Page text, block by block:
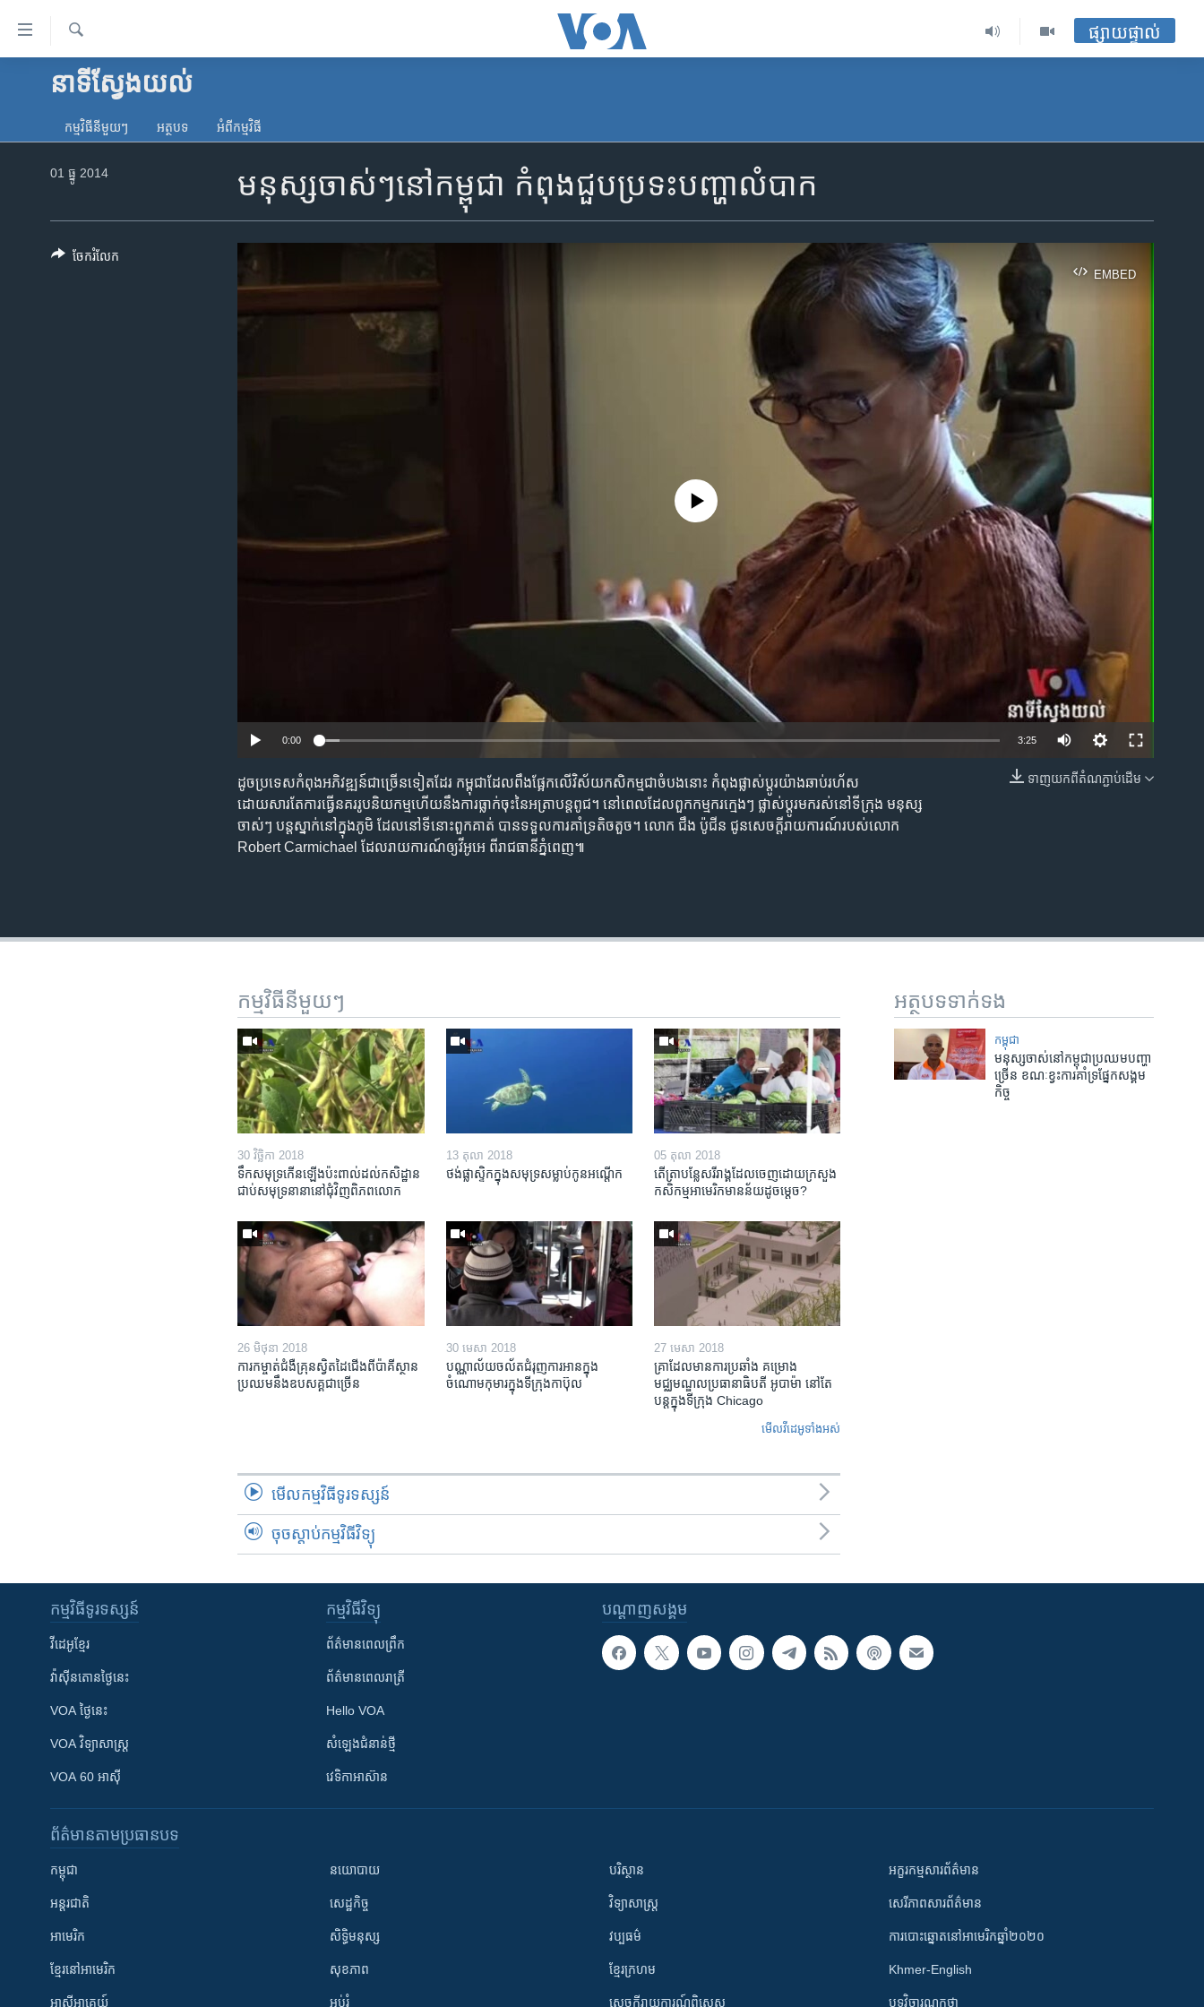
ទៅ​
គេហទំព័រ​
ទាក់ទង
និង​អាមេរិក
រក
ផ្សាយផ្ទាល់
នាទី​ស្វែង​យល់
កម្មវិធី​នីមួយៗ អត្ថបទ​ អំពី​កម្មវិធី​
មនុស្ស​ចាស់ៗ​នៅ​កម្ពុជា កំពុង​ជួបប្រទះ​បញ្ហា​លំបាក
01 ធ្នូ 2014
EMBED
EMBED
No media source currently available
0:00 3:25
ទាញ​យក​ពី​តំណភ្ជាប់​ដើម
ដូច​ប្រទេស​កំពុង​អភិវឌ្ឍន៍​ជា​ច្រើ​ន​ទៀត​ដែរ កម្ពុជា​ដែល​ពឹង​ផ្អែក​លើ​វិស័យ​កសិកម្ម​ជា​ចំបង​នោះ កំពុង​ផ្លាស់ប្តូរ​យ៉ាង​ឆាប់​រហ័ស​
ដោយសារតែ​ការធ្វើ​នគរ​រូបនិយកម្ម​ហើយនឹង​ការធ្លាក់​ចុះ​នៃ​អត្រា​បន្ត​ពូជ។ នៅ​ពេល​ដែល​ពួក​កម្មករ​ក្មេងៗ ផ្លាស់ប្តូរ​មក​រស់នៅ​ទីក្រុង មនុស្ស​
ចាស់ៗ បន្ត​ស្នាក់​នៅ​ក្នុង​ភូមិ ដែល​នៅ​ទីនោះ​ពួកគាត់ បាន​ទទួល​ការគាំទ្រ​តិចតួច។ លោក ជឹង ប៉ូជីន ជូន​សេចក្តី​រាយការណ៍​របស់​លោក
Robert Carmichael ដែល​រាយការណ៍​ឲ្យ​វីអូអេ ពី​រាជធានី​ភ្នំពេញ៕
ចែករំលែក
អត្ថបទ​ទាក់ទង
កម្ពុជា
មនុស្ស​ចាស់​នៅ​កម្ពុជា​ប្រឈម​បញ្ហា​
ច្រើន​ ខណៈ​ខ្វះ​ការ​គាំទ្រ​ផ្នែក​សង្គម​
កិច្ច
កម្មវិធី​នីមួយៗ
30 វិច្ឆិកា 2018
ទឹក​សមុទ្រ​កើន​ឡើង​ប៉ះពាល់​ដល់​កសិដ្ឋាន​
ជាប់​សមុទ្រ​នានា​នៅ​ជុំវិញ​ពិភពលោក
13 តុលា 2018
ថង់​ផ្លាស្ទិក​​ក្នុង​សមុទ្រ​សម្លាប់​កូន​អណ្តើក
05 តុលា 2018
តើ​ត្រា​បន្លែ​សរីរាង្គ​ដែល​ចេញ​ដោយ​ក្រសួង​
កសិកម្ម​អាមេរិក​មាន​ន័យ​ដូចម្តេច?
26 មិថុនា 2018
ការ​កម្ចាត់​ជំងឺ​គ្រុន​ស្វិត​ដៃ​ជើង​ពី​ប៉ាគីស្ថាន​
ប្រឈម​នឹង​ឧបសគ្គ​ជាច្រើន
30 មេសា 2018
បណ្ណាល័យ​ចល័ត​ជំរុញ​ការអាន​ក្នុង
ចំណោម​កុមារ​ក្នុងទីក្រុង​កាប៊ុល
27 មេសា 2018
គ្រាដែល​មាន​ការ​ប្រឆាំង គម្រោង​
មជ្ឈមណ្ឌល​ប្រធានាធិបតី អូបាម៉ា នៅតែ​
បន្ត​ក្នុង​ទីក្រុង Chicago
មើល​វីដេអូ​ទាំង​អស់
មើល​កម្មវិធី​ទូរទស្សន៍
ចុចស្តាប់កម្មវិធីវិទ្យុ
បណ្តាញ​សង្គម
កម្មវិធី​ទូរទស្សន៍
វីដេអូ​ខ្មែរ
វ៉ាស៊ីនតោន​ថ្ងៃ​នេះ
VOA ថ្ងៃនេះ
VOA ​វិទ្យាសាស្ត្រ
VOA 60 អាស៊ី
កម្មវិធី​វិទ្យុ
ព័ត៌មាន​ពេល​ព្រឹក
ព័ត៌មាន​​ពេល​រាត្រី
Hello VOA
សំឡេង​ជំនាន់​ថ្មី
វេទិកា​អាស៊ាន
ព័ត៌មាន​តាមប្រធានបទ​
កម្ពុជា
អន្តរជាតិ
អាមេរិក
ខ្មែរ​នៅអាមេរិក
អាស៊ីអាគ្នេយ៍
នយោបាយ
សេដ្ឋកិច្ច
សិទ្ធិមនុស្ស
សុខភាព
អប់រំ
បរិស្ថាន
វិទ្យាសាស្រ្ត
វប្បធម៌
ខ្មែរក្រហម
សេចក្តីរាយការណ៍ពិសេស
អក្ខរកម្មសារព័ត៌មាន
សេរីភាពសារព័ត៌មាន
ការបោះឆ្នោតនៅអាមេរិកឆ្នាំ២០២០
Khmer-English
បទវិចារណកថា